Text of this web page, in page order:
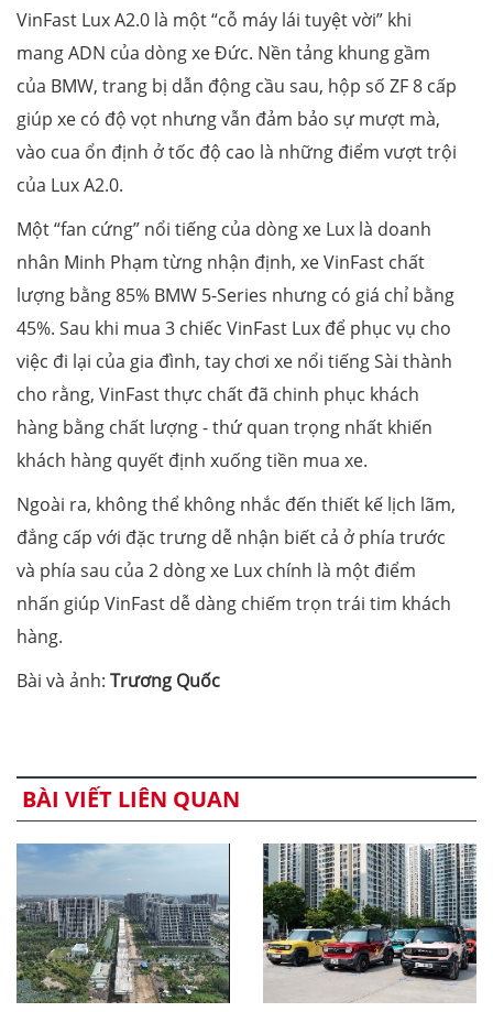
VinFast Lux A2.0 là một “cỗ máy lái tuyệt vời” khi
mang ADN của dòng xe Đức. Nền tảng khung gầm
của BMW, trang bị dẫn động cầu sau, hộp số ZF 8 cấp
giúp xe có độ vọt nhưng vẫn đảm bảo sự mượt mà,
vào cua ổn định ở tốc độ cao là những điểm vượt trội
của Lux A2.0.
Một “fan cứng” nổi tiếng của dòng xe Lux là doanh
nhân Minh Phạm từng nhận định, xe VinFast chất
lượng bằng 85% BMW 5-Series nhưng có giá chỉ bằng
45%. Sau khi mua 3 chiếc VinFast Lux để phục vụ cho
việc đi lại của gia đình, tay chơi xe nổi tiếng Sài thành
cho rằng, VinFast thực chất đã chinh phục khách
hàng bằng chất lượng - thứ quan trọng nhất khiến
khách hàng quyết định xuống tiền mua xe.
Ngoài ra, không thể không nhắc đến thiết kế lịch lãm,
đẳng cấp với đặc trưng dễ nhận biết cả ở phía trước
và phía sau của 2 dòng xe Lux chính là một điểm
nhấn giúp VinFast dễ dàng chiếm trọn trái tim khách
hàng.
Bài và ảnh: Trương Quốc
BÀI VIẾT LIÊN QUAN